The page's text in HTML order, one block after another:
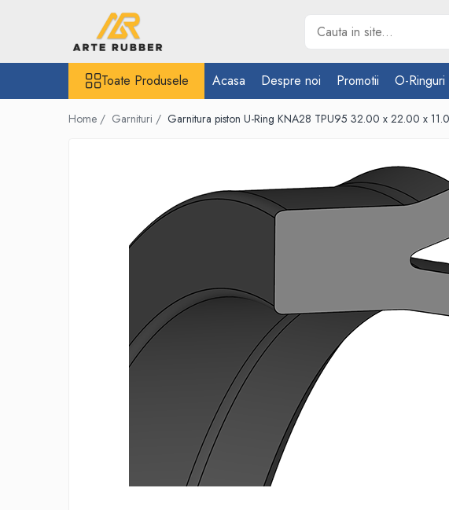
Toate Produsele
Cauciuc NBR (rezistent la uleiuri)
Garnituri din cauciuc cu metal
Pentru flanse plate cu umar (RF) conform
Toate Produsele Acasa Despre noi Promotii O-Ringuri
Home / Garnituri / Garnitura piston U-Ring KNA28 TPU95 32.00 x 22.00 x